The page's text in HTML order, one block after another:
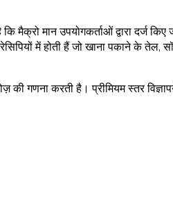
मान उपयोगकर्ताओं द्वारा दर्ज
में होती हैं जो खाना पकाने के तेल,
गणना करती है। प्रीमियम स्तर